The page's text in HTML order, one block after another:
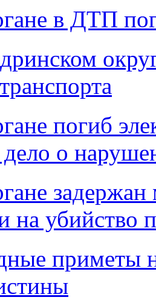
в ДТП
погиб
дело о
на убийство
приметы